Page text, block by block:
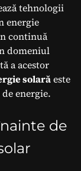
tehnologii
energie
continuă
domeniul
a acestor
solarăeste
energie.
de